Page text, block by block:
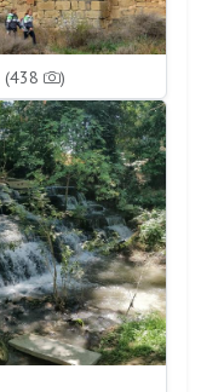
(438 )